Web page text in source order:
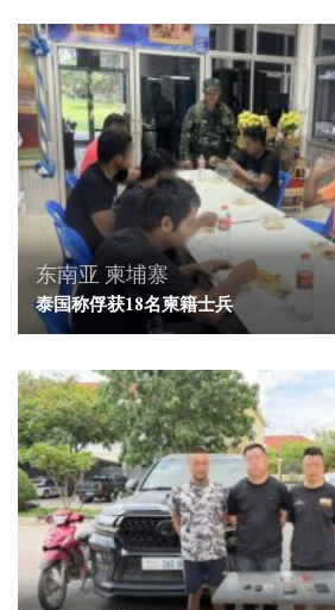
东南亚 柬埔寨
泰国称俘获18名柬籍士兵